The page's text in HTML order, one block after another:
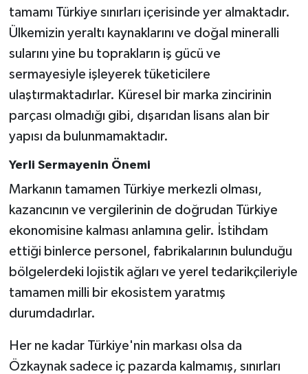
tamamı Türkiye sınırları içerisinde yer almaktadır.
Ülkemizin yeraltı kaynaklarını ve doğal mineralli
sularını yine bu toprakların iş gücü ve
sermayesiyle işleyerek tüketicilere
ulaştırmaktadırlar. Küresel bir marka zincirinin
parçası olmadığı gibi, dışarıdan lisans alan bir
yapısı da bulunmamaktadır.
Yerli Sermayenin Önemi
Markanın tamamen Türkiye merkezli olması,
kazancının ve vergilerinin de doğrudan Türkiye
ekonomisine kalması anlamına gelir. İstihdam
ettiği binlerce personel, fabrikalarının bulunduğu
bölgelerdeki lojistik ağları ve yerel tedarikçileriyle
tamamen milli bir ekosistem yaratmış
durumdadırlar.
Her ne kadar Türkiye'nin markası olsa da
Özkaynak sadece iç pazarda kalmamış, sınırları